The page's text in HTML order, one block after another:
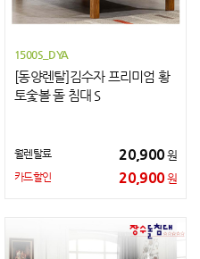
1500S_DYA
[동양렌탈]김수자 프리미엄 황
토숯볼 돌 침대 S
월렌탈료 20,900원
카드할인 20,900원